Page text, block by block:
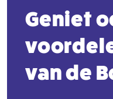
Geniet
van de